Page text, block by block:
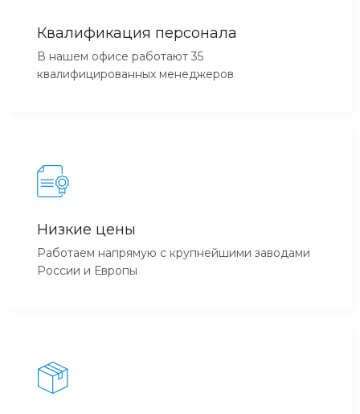
Квалификация персонала
В нашем офисе работают 35
квалифицированных менеджеров
Низкие цены
Работаем напрямую с крупнейшими заводами
России и Европы